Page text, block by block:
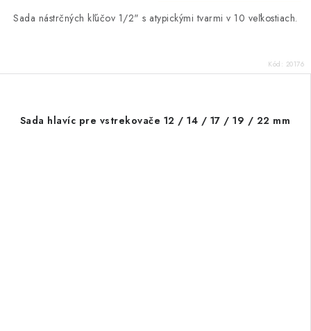
Sada nástrčných kľúčov 1/2" s atypickými tvarmi v 10 veľkostiach.
Kód: 20176
Sada hlavíc pre vstrekovače 12 / 14 / 17 / 19 / 22 mm